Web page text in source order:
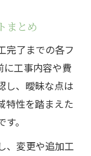
まとめ
完了までの各フ
に工事内容や費
し、曖昧な点は
特性を踏まえた
。
、変更や追加工